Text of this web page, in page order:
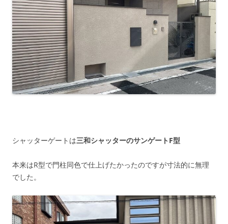
シャッターゲートは三和シャッターのサンゲートF型
本来はR型で門柱同色で仕上げたかったのですが寸法的に無理
でした。